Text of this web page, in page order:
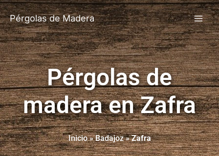
Pérgolas de Madera
Pérgolas de
madera en Zafra
Inicio»Badajoz»Zafra